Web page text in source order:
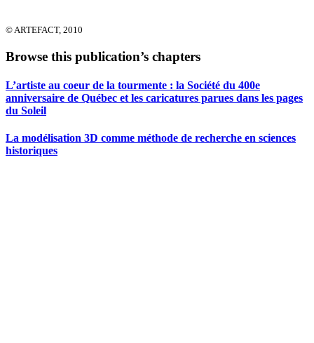
© ARTEFACT, 2010
Browse this publication’s chapters
L’artiste au coeur de la tourmente : la Société du 400e
anniversaire de Québec et les caricatures parues dans les pages
du Soleil
La modélisation 3D comme méthode de recherche en sciences
historiques